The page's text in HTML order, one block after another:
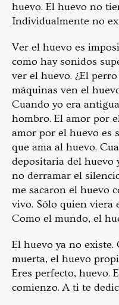
huevo. El huevo no
Individualmente no
Ver el huevo es
como hay sonidos
ver el huevo. ¿El
máquinas ven el
Cuando yo era
hombro. El amor por
amor por el huevo es
que ama al huevo.
depositaria del huevo
no derramar el
me sacaron el huevo
vivo. Sólo quien viera
Como el mundo, el
El huevo ya no
muerta, el huevo
Eres perfecto, huevo.
comienzo. A ti te